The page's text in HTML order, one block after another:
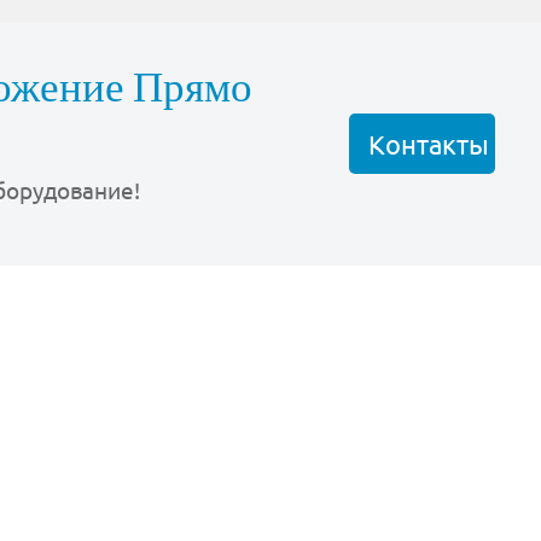
Прямо
Контакты